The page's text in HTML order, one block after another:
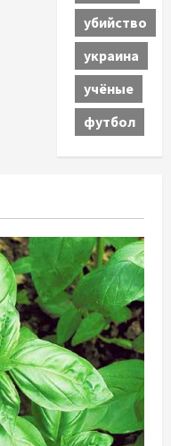
убийство
украина
учёные
футбол